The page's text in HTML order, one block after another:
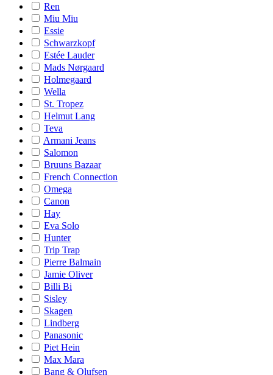
Ren
Miu Miu
Essie
Schwarzkopf
Estée Lauder
Mads Nørgaard
Holmegaard
Wella
St. Tropez
Helmut Lang
Teva
Armani Jeans
Salomon
Bruuns Bazaar
French Connection
Omega
Canon
Hay
Eva Solo
Hunter
Trip Trap
Pierre Balmain
Jamie Oliver
Billi Bi
Sisley
Skagen
Lindberg
Panasonic
Piet Hein
Max Mara
Bang & Olufsen